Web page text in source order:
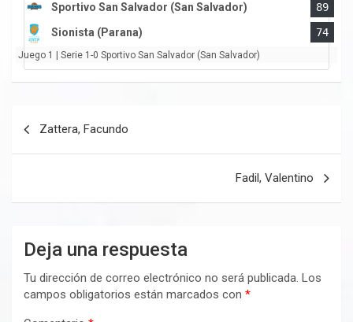
Sportivo San Salvador (San Salvador)
89
Sionista (Parana)
74
Juego 1 | Serie 1-0 Sportivo San Salvador (San Salvador)
Zattera, Facundo
Fadil, Valentino
Deja una respuesta
Tu dirección de correo electrónico no será publicada. Los
campos obligatorios están marcados con *